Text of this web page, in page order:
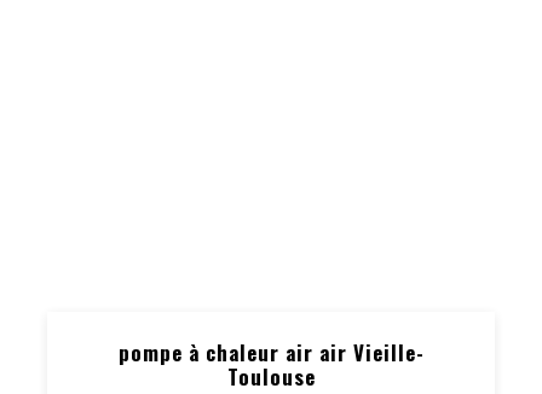
pompe à chaleur air air Vieille-
Toulouse